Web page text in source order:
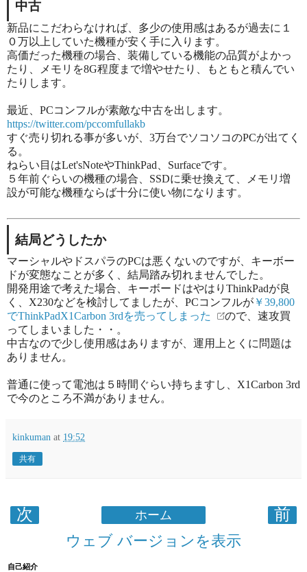
中古
新品にこだわらなければ、多少の使用感はあるが過去に１
０万以上していた機種が安く手に入ります。
高価だった機種の場合、装備している機能の品質がよかっ
たり、メモリを8G程度まで増やせたり、もともと積んでい
たりします。
最近、PCコンフルが素敵な中古を出します。
https://twitter.com/pccomfullakb
すぐ売り切れる事が多いが、3万台でソコソコのPCが出てく
る。
ねらい目はLet'sNoteやThinkPad、Surfaceです。
５年前ぐらいの機種の場合、SSDに乗せ換えて、メモリ増
設が可能な機種ならば十分に使い物になります。
結局どうしたか
マーシャルやドスパラのPCは悪くないのですが、キーボー
ドが変態なことが多く、結局踏み切れませんでした。
開発用途で考えた場合、キーボードはやはりThinkPadが良
く、X230などを検討してましたが、PCコンフルが ￥39,800
でThinkPadX1Carbon 3rdを売ってしまった
ので、速攻買
ってしまいました・・。
中古なので少し使用感はありますが、運用上とくに問題は
ありません。
普通に使って電池は５時間ぐらい持ちますし、X1Carbon 3rd
で今のところ不満がありません。
kinkuman at 19:52
共有
次 前
ホーム
ウェブ バージョンを表示
自己紹介